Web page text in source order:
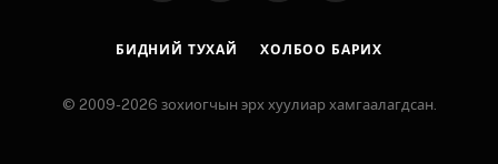
БИДНИЙ ТУХАЙ ХОЛБОО БАРИХ
© 2009-2026 зохиогчын эрх хуулиар хамгаалагдсан.